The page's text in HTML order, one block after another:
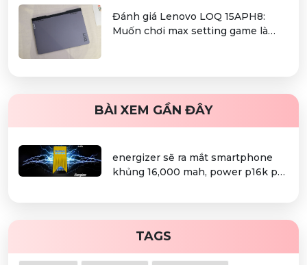
làm đồ hoạ chuyên nghiệp
Đánh giá Lenovo LOQ 15APH8:
Muốn chơi max setting game là
BÀI XEM GẦN ĐÂY
energizer sẽ ra mắt smartphone
khủng 16,000 mah, power p16k pro
TAGS